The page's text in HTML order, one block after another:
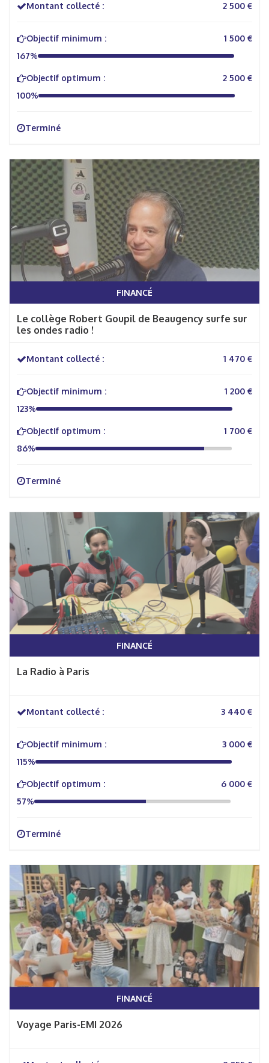
Montant collecté : 2 500 €
Objectif minimum :
1 500 €
167%
Objectif optimum :
2 500 €
100%
Terminé
FINANCÉ
Le collège Robert Goupil de Beaugency surfe sur
les ondes radio !
Montant collecté : 1 470 €
Objectif minimum :
1 200 €
123%
Objectif optimum :
1 700 €
86%
Terminé
FINANCÉ
La Radio à Paris
Montant collecté : 3 440 €
Objectif minimum :
3 000 €
115%
Objectif optimum :
6 000 €
57%
Terminé
FINANCÉ
Voyage Paris-EMI 2026